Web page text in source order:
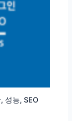
성능, SEO